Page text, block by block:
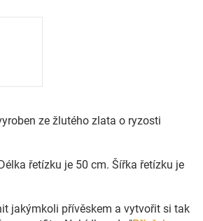
ze žlutého zlata o ryzosti
řetízku je 50 cm. Šířka řetízku je
jakýmkoli přívěskem a vytvořit si tak